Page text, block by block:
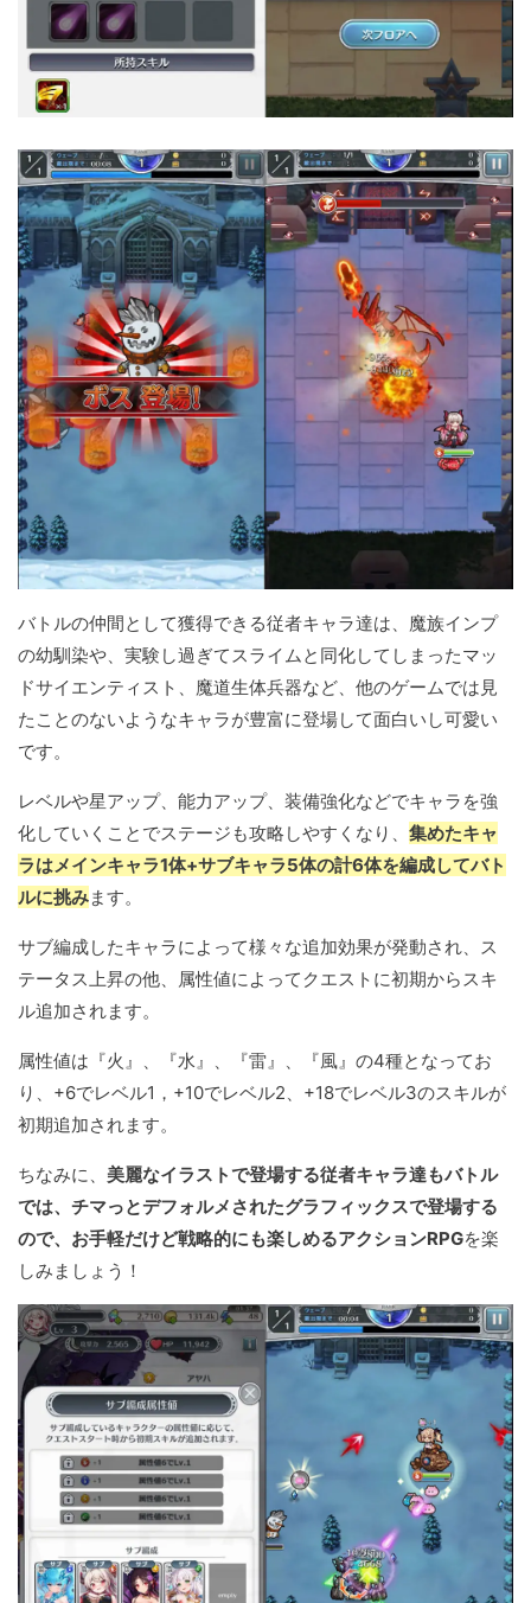
バトルの仲間として獲得できる従者キャラ達は、魔族インプ
の幼馴染や、実験し過ぎてスライムと同化してしまったマッ
ドサイエンティスト、魔道生体兵器など、他のゲームでは見
たことのないようなキャラが豊富に登場して面白いし可愛い
です。
レベルや星アップ、能力アップ、装備強化などでキャラを強
化していくことでステージも攻略しやすくなり、 集めたキャ
ラはメインキャラ1体+サブキャラ5体の計6体を編成してバト
ルに挑みます。
サブ編成したキャラによって様々な追加効果が発動され、ス
テータス上昇の他、属性値によってクエストに初期からスキ
ル追加されます。
属性値は『火』、『水』、『雷』、『風』の4種となってお
り、+6でレベル1，+10でレベル2、+18でレベル3のスキルが
初期追加されます。
ちなみに、 美麗なイラストで登場する従者キャラ達もバトル
では、チマっとデフォルメされたグラフィックスで登場する
ので、お手軽だけど戦略的にも楽しめるアクションRPGを楽
しみましょう！